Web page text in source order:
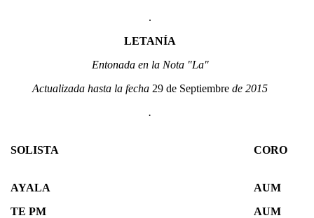
.
LETANÍA
Entonada en la Nota "La"
Actualizada hasta la fecha 29 de Septiembre de 2015
.
SOLISTA CORO
AYALA
TE PM
AUM
AUM